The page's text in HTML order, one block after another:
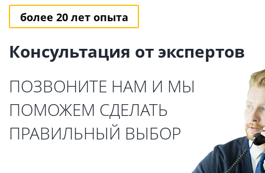
более 20 лет опыта
Консультация от экспертов
ПОЗВОНИТЕ НАМ И МЫ
ПОМОЖЕМ СДЕЛАТЬ
ПРАВИЛЬНЫЙ ВЫБОР